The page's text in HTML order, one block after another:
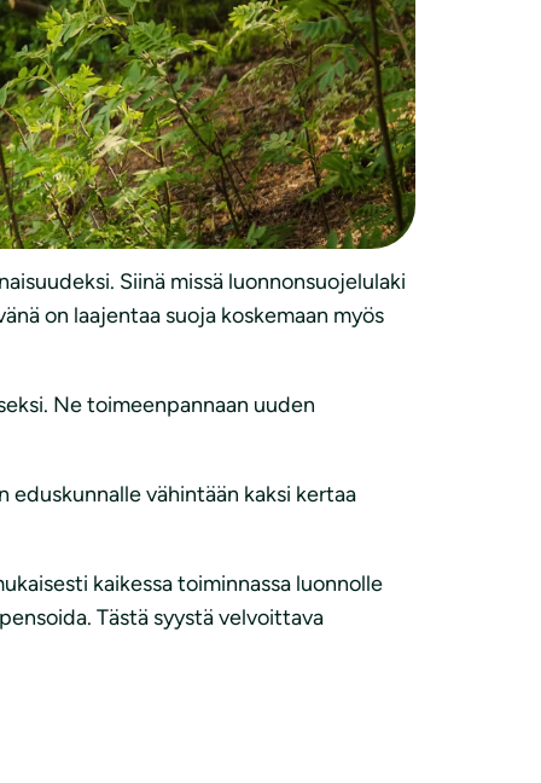
tapaan kuin ilmastolaissa on
lisääväksi – eli luontopositiiviseksi.
pysäytetään. Lakiin tulee
jatkuneen heikentymisen sijaan. Näiden
ympäristöoikeuden asiantuntijaHannes
Siinä missä luonnonsuojelulaki
on laajentaa suoja koskemaan myös
Ne toimeenpannaan uuden
vähintään kaksi kertaa
kaikessa toiminnassa luonnolle
Tästä syystä velvoittava